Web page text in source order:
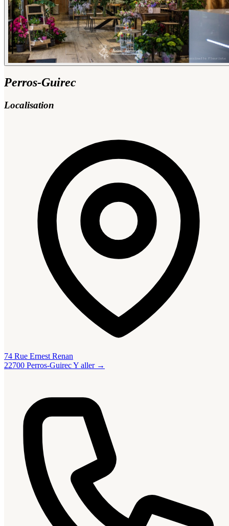
Perros-Guirec
Localisation
74 Rue Ernest Renan
22700 Perros-GuirecY aller →